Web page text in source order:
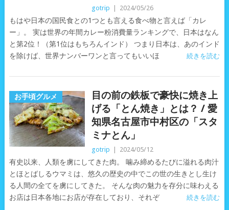
gotrip 2024/05/26
もはや日本の国民食との1つとも言える食べ物と言えば「カレ
ー」。 実は世界の年間カレー粉消費量ランキングで、日本はなん
と第2位！（第1位はもちろんインド） つまり日本は、あのインド
を除けば、世界ナンバーワンと言ってもいいほ
続きを読む
お手頃グルメ
目の前の鉄板で豪快に焼き上
げる「とん焼き」とは？ / 愛
知県名古屋市中村区の「スタ
ミナとん」
gotrip 2024/05/12
有史以来、人類を虜にしてきた肉。 噛み締めるたびに溢れる肉汁
とほとばしるウマミは、悠久の歴史の中でこの世の生きとし生け
る人間の全てを虜にしてきた。 そんな肉の魅力を存分に味わえる
お店は日本各地にお店が存在しており、それぞ
続きを読む